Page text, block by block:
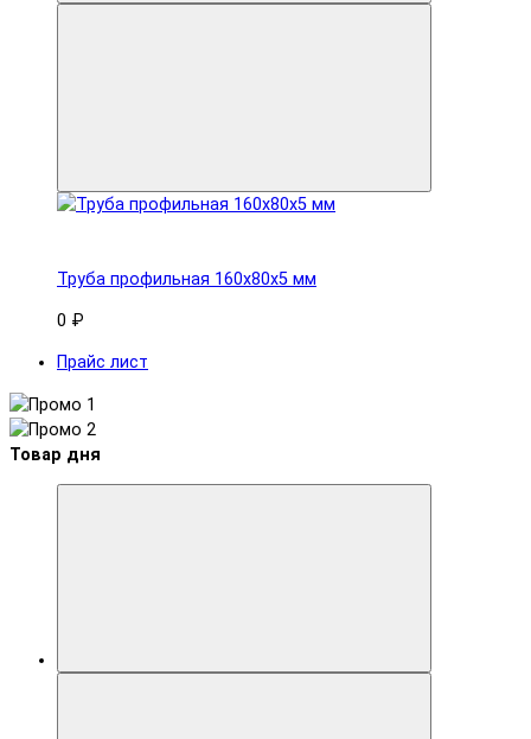
Труба профильная 160x80х5 мм
0 ₽
Прайс лист
Товар дня